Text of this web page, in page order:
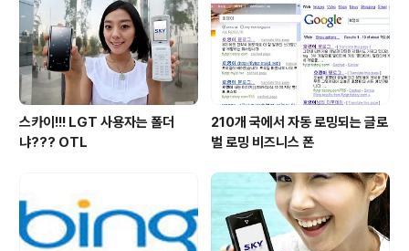
화와 수체화 등의 한국적인 색채를 표현하기 위한 3D 그래
픽 기술을 연구하고 있다고 합니다. '웃음을 잃어버린 아
이'는 3년간의 노력이 낳은 결..
스카이!!! LGT 사용자는 폴더
냐??? OTL
210개 국에서 자동 로밍되는 글로
벌 로밍 비즈니스 폰